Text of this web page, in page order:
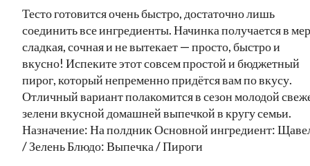
Тесто готовится очень быстро, достаточно лишь
соединить все ингредиенты. Начинка получается в
сладкая, сочная и не вытекает — просто, быстро и
вкусно! Испеките этот совсем простой и бюджетный
пирог, который непременно придётся вам по вкусу.
Отличный вариант полакомится в сезон молодой
зелени вкусной домашней выпечкой в кругу семьи.
Назначение: На полдник Основной ингредиент:
/ Зелень Блюдо: Выпечка / Пироги